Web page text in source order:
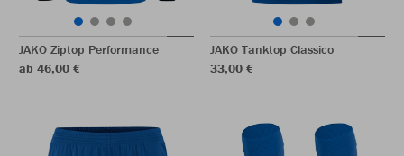
JAKO Ziptop Performance
ab 46,00 €
JAKO Tanktop Classico
33,00 €